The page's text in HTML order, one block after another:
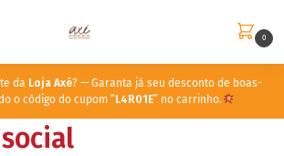
0
da Loja Axé? — Garanta já seu desconto de boas-
o código do cupom “ L4R01E” no carrinho.